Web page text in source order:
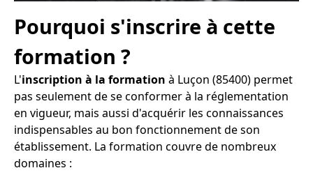
Pourquoi s'inscrire à cette
formation ?
L'inscription à la formation à Luçon (85400) permet
pas seulement de se conformer à la réglementation
en vigueur, mais aussi d'acquérir les connaissances
indispensables au bon fonctionnement de son
établissement. La formation couvre de nombreux
domaines :